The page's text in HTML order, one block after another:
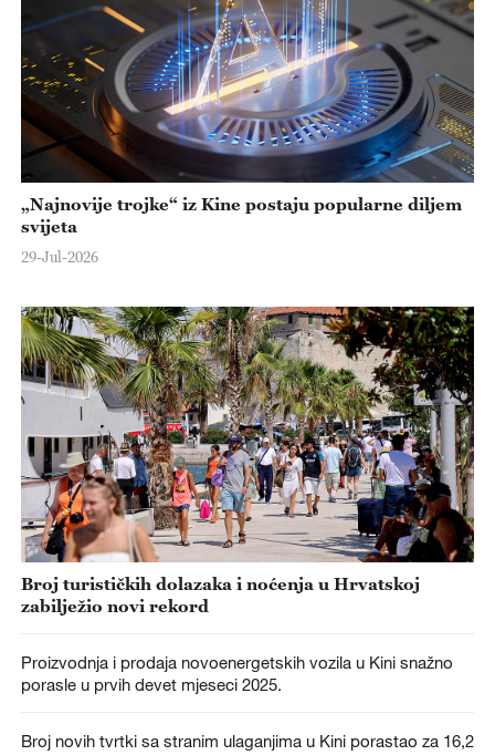
„Najnovije trojke“ iz Kine postaju popularne diljem
svijeta
29-Jul-2026
Broj turističkih dolazaka i noćenja u Hrvatskoj
zabilježio novi rekord
Proizvodnja i prodaja novoenergetskih vozila u Kini snažno
porasle u prvih devet mjeseci 2025.
Broj novih tvrtki sa stranim ulaganjima u Kini porastao za 16,2